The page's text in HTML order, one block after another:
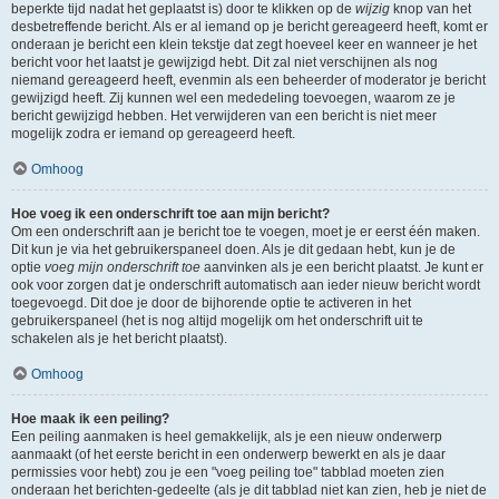
beperkte tijd nadat het geplaatst is) door te klikken op de wijzig knop van het
desbetreffende bericht. Als er al iemand op je bericht gereageerd heeft, komt er
onderaan je bericht een klein tekstje dat zegt hoeveel keer en wanneer je het
bericht voor het laatst je gewijzigd hebt. Dit zal niet verschijnen als nog
niemand gereageerd heeft, evenmin als een beheerder of moderator je bericht
gewijzigd heeft. Zij kunnen wel een mededeling toevoegen, waarom ze je
bericht gewijzigd hebben. Het verwijderen van een bericht is niet meer
mogelijk zodra er iemand op gereageerd heeft.
Omhoog
Hoe voeg ik een onderschrift toe aan mijn bericht?
Om een onderschrift aan je bericht toe te voegen, moet je er eerst één maken.
Dit kun je via het gebruikerspaneel doen. Als je dit gedaan hebt, kun je de
optie voeg mijn onderschrift toe aanvinken als je een bericht plaatst. Je kunt er
ook voor zorgen dat je onderschrift automatisch aan ieder nieuw bericht wordt
toegevoegd. Dit doe je door de bijhorende optie te activeren in het
gebruikerspaneel (het is nog altijd mogelijk om het onderschrift uit te
schakelen als je het bericht plaatst).
Omhoog
Hoe maak ik een peiling?
Een peiling aanmaken is heel gemakkelijk, als je een nieuw onderwerp
aanmaakt (of het eerste bericht in een onderwerp bewerkt en als je daar
permissies voor hebt) zou je een "voeg peiling toe" tabblad moeten zien
onderaan het berichten-gedeelte (als je dit tabblad niet kan zien, heb je niet de